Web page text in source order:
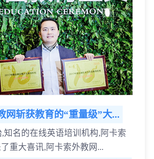
网斩获教育的“重量级”大...
知名的在线英语培训机构,阿卡索
重大喜讯,阿卡索外教网...